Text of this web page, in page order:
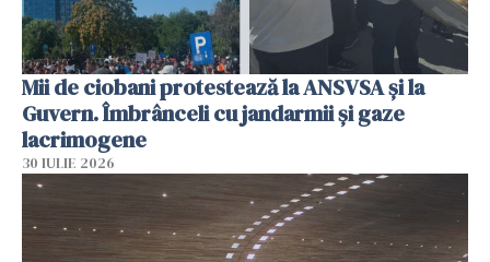
Mii de ciobani protestează la ANSVSA și la
Guvern. Îmbrânceli cu jandarmii și gaze
lacrimogene
30 IULIE 2026